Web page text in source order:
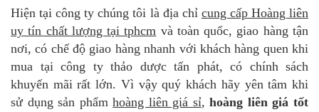
Hiện tại công ty chúng tôi là địa chỉ cung cấp Hoàng liên
uy tín chất lượng tại tphcm và toàn quốc, giao hàng tận
nơi, có chế độ giao hàng nhanh với khách hàng quen khi
mua tại công ty thảo dược tấn phát, có chính sách
khuyến mãi rất lớn. Vì vậy quý khách hãy yên tâm khi
sử dụng sản phẩmhoàng liên giá sỉ,hoàng liên giá tốt